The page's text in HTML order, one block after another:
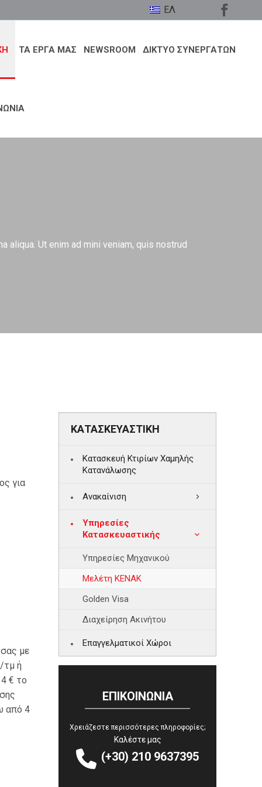
ΕΛ
ΤΑ ΕΡΓΑ ΜΑΣ NEWSROOM ΔΙΚΤΥΟ ΣΥΝΕΡΓΑΤΩΝ
Ut enim ad mini veniam, quis nostrud
για
με
τμ ή
€ το
από 4
ΚΑΤΑΣΚΕΥΑΣΤΙΚΗ
Κατασκευή Κτιρίων Χαμηλής
Κατανάλωσης
Ανακαίνιση
Υπηρεσίες
Κατασκευαστικής
Υπηρεσίες Μηχανικού
Μελέτη ΚΕΝΑΚ
Golden Visa
Διαχείρηση Ακινήτου
Επαγγελματικοί Χώροι
ΕΠΙΚΟΙΝΩΝΙΑ
Χρειάζεστε περισσότερες πληροφορίες;
Καλέστε μας

 (+30) 210 9637395